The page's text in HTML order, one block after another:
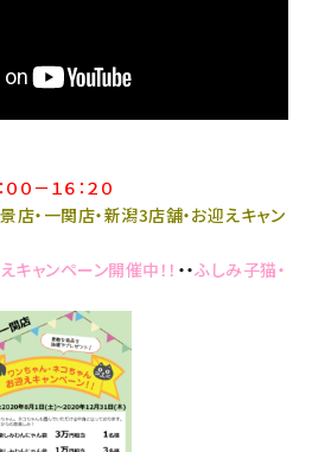
０－１６：２０
店・一関店・新潟3店舗・お迎えキャン
キャンペーン開催中！！ ・・ふしみ子猫・